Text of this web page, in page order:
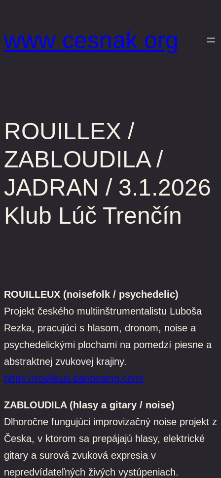
obsah
www cesnak org
ROUILLEX /
ZABLOUDILA /
JADRAN / 3.1.2026
Klub Lúč Trenčín
ROUILLEUX (noisefolk / psychedelic)
Projekt českého multiinštrumentalistu Luboša
Rezka, pracujúci s hlasom, dronom, noise a
psychedelickými plochami na pomedzí piesne a
abstraktnej zvukovej krajiny.
https://rouilleux.bandcamp.com/
ZABLOUDILA (hlasy a gitary / noise)
Dlhoročne fungujúci improvizačný noise projekt z
Česka, v ktorom sa prepájajú hlasy, elektrické
gitary a surová zvuková expresia v
nepredvídateľných živých vystúpeniach.